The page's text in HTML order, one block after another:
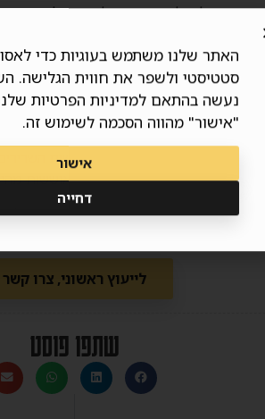
יכולים לשפר את יכולת הפעילות
מוגברת ועייפות מופחתת.
פעילות גופנית טובה יותר, ולאפשר
שמיץ סלק עשוי לשפר את כוח השרירים
ספרינט.
הסלק עשויה לתמוך בהתאוששות
בהפחתת כאבי שרירים ולקדם התאוששות
בקרב מתאמנים בשל הפוטנציאל
למיץ סלק עשויות להשתנות, ותמיד
לייעוץ ראשוני, צרו קשר
שתפו פוסט
האתר שלנו משתמש בעוגיות כדי
סטטיסטי ולשפר את חווית הגלישה.
נעשה בהתאם למדיניות הפרטיות
"אישור" מהווה הסכמה לשימוש זה.
אישור
דחייה